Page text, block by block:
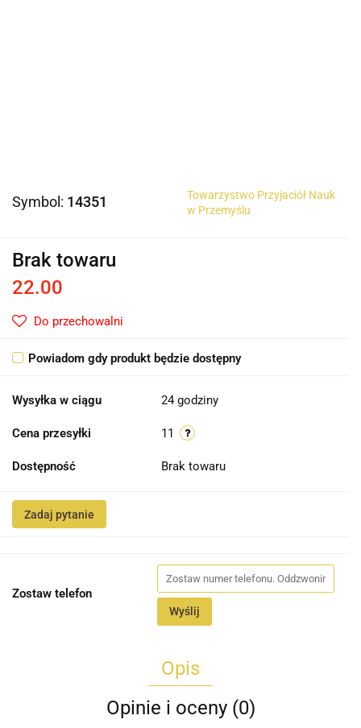
Symbol: 14351
Towarzystwo Przyjaciół Nauk
w Przemyślu
Brak towaru
22.00
Do przechowalni
Powiadom gdy produkt będzie dostępny
Wysyłka w ciągu 24 godziny
Cena przesyłki 11
Dostępność Brak towaru
Zadaj pytanie
Zostaw telefon
Wyślij
Opis
Opinie i oceny (0)